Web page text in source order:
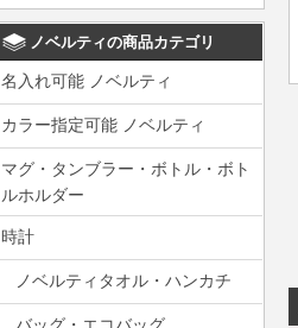
ノベルティの商品カテゴリ
名入れ可能 ノベルティ
カラー指定可能 ノベルティ
マグ・タンブラー・ボトル・ボト
ルホルダー
時計
ノベルティタオル・ハンカチ